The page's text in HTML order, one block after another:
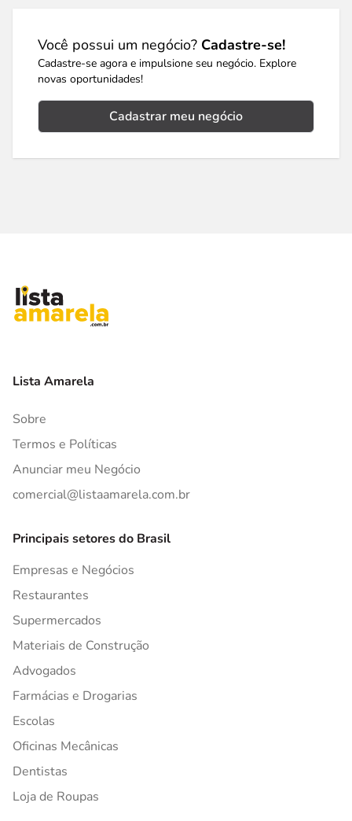
Você possui um negócio? Cadastre-se!
Cadastre-se agora e impulsione seu negócio. Explore
novas oportunidades!
Cadastrar meu negócio
Lista Amarela
Sobre
Termos e Políticas
Anunciar meu Negócio
comercial@listaamarela.com.br
Principais setores do Brasil
Empresas e Negócios
Restaurantes
Supermercados
Materiais de Construção
Advogados
Farmácias e Drogarias
Escolas
Oficinas Mecânicas
Dentistas
Loja de Roupas